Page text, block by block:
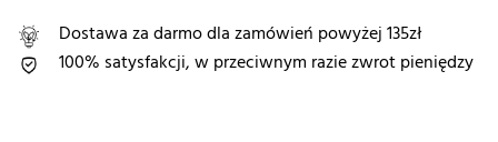
Dostawa za darmo dla zamówień powyżej 135zł
100% satysfakcji, w przeciwnym razie zwrot pieniędzy